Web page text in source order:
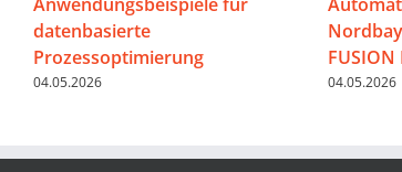
datenbasierte
Prozessoptimierung
04.05.2026
FUSION
04.05.2026